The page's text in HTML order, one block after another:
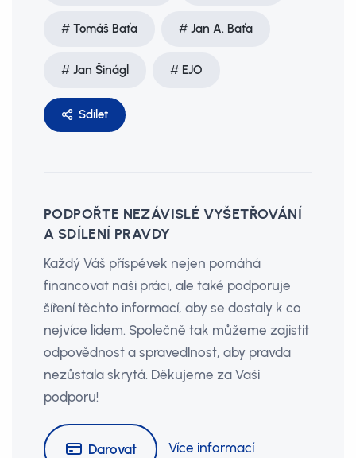
Tomáš Baťa Jan A. Baťa
Jan Šinágl EJO
Sdílet
PODPOŘTE NEZÁVISLÉ VYŠETŘOVÁNÍ
A SDÍLENÍ PRAVDY
Každý Váš příspěvek nejen pomáhá
financovat naši práci, ale také podporuje
šíření těchto informací, aby se dostaly k co
nejvíce lidem. Společně tak můžeme zajistit
odpovědnost a spravedlnost, aby pravda
nezůstala skrytá. Děkujeme za Vaši
podporu!
Darovat Více informací